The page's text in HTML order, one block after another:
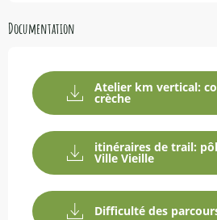
Documentation
Atelier km vertical:
crèche
itinéraires de trail:
Ville Vieille
Difficulté des